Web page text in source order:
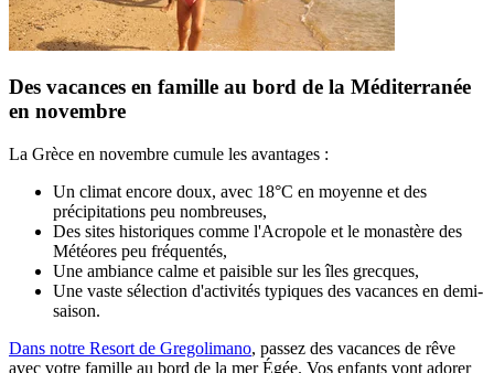
Des vacances en famille au bord de la Méditerranée
en novembre
La Grèce en novembre cumule les avantages :
Un climat encore doux, avec 18°C en moyenne et des
précipitations peu nombreuses,
Des sites historiques comme l'Acropole et le monastère des
Météores peu fréquentés,
Une ambiance calme et paisible sur les îles grecques,
Une vaste sélection d'activités typiques des vacances en demi-
saison.
Dans notre Resort de Gregolimano, passez des vacances de rêve
avec votre famille au bord de la mer Égée. Vos enfants vont adorer